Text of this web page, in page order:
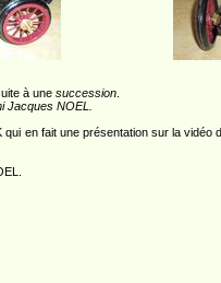
à une succession
Jacques NOEL.
qui en fait une présentation sur la vidéo